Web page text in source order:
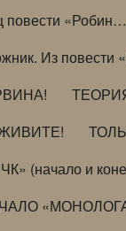
повести
Из
(начало и